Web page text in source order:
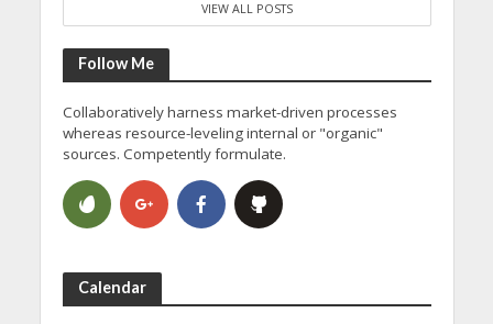
VIEW ALL POSTS
Follow Me
Collaboratively harness market-driven processes
whereas resource-leveling internal or "organic"
sources. Competently formulate.
Calendar